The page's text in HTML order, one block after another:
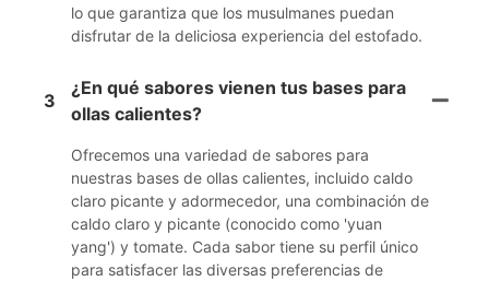
lo que garantiza que los musulmanes puedan
disfrutar de la deliciosa experiencia del estofado.
3
¿En qué sabores vienen tus bases para
ollas calientes?
Ofrecemos una variedad de sabores para
nuestras bases de ollas calientes, incluido caldo
claro picante y adormecedor, una combinación de
caldo claro y picante (conocido como 'yuan
yang') y tomate. Cada sabor tiene su perfil único
para satisfacer las diversas preferencias de